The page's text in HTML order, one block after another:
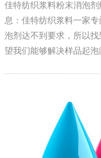
佳特纺织浆料粉末消泡
息：佳特纺织浆料一家
泡剂达不到要求，所以
望我们能够解决样品起泡